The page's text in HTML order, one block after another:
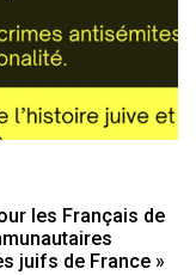
les Français de
juifs de France »